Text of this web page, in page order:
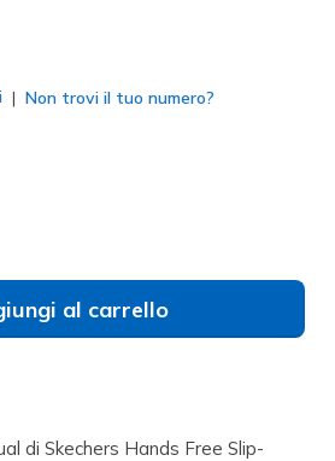
Non trovi il tuo numero?
al carrello
di Skechers Hands Free Slip-